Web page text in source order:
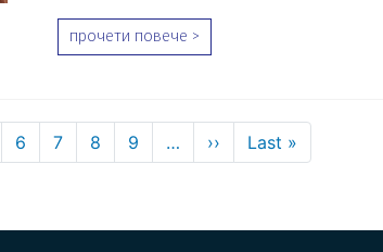
прочети повече >
6 7 8 9 … ›› Next page
Last »